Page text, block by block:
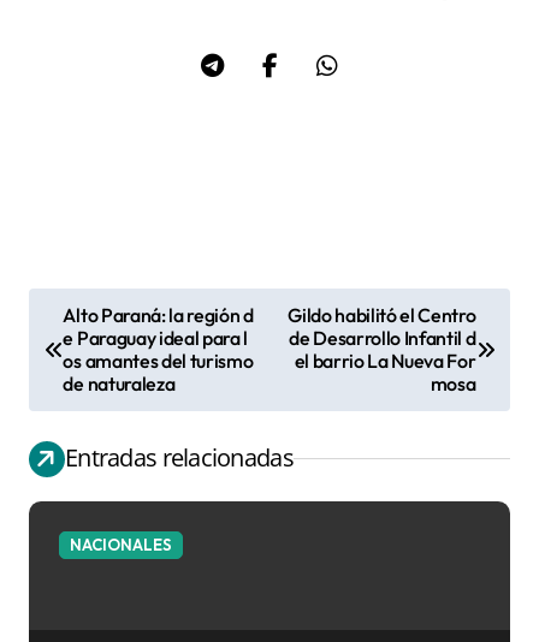
v
e
g
a
Alto Paraná: la región d
e Paraguay ideal para l
os amantes del turismo
de naturaleza
Gildo habilitó el Centro
de Desarrollo Infantil d
el barrio La Nueva For
mosa
Entradas relacionadas
NACIONALES